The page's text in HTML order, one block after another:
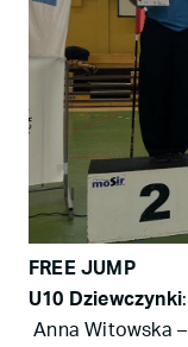
FREE JUMP
U10 Dziewczynki:
Anna Witowska –